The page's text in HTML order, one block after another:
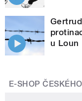
u Loun
E-SHOP